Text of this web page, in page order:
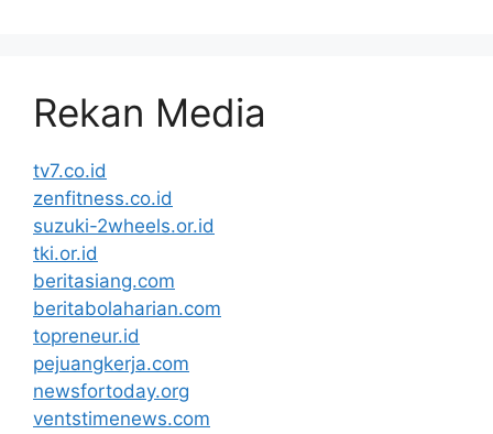
Rekan Media
tv7.co.id
zenfitness.co.id
suzuki-2wheels.or.id
tki.or.id
beritasiang.com
beritabolaharian.com
topreneur.id
pejuangkerja.com
newsfortoday.org
ventstimenews.com